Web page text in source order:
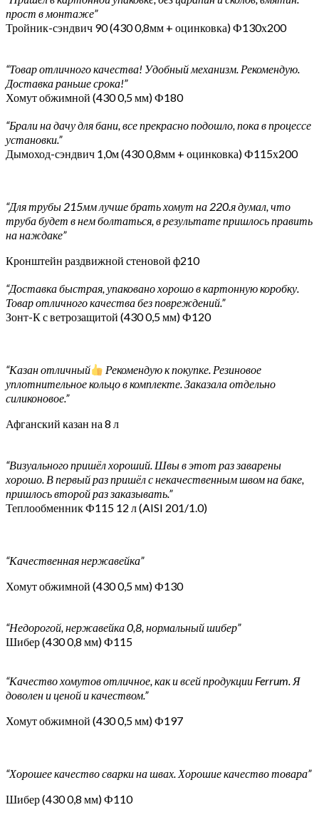
прост в монтаже”
Тройник-сэндвич 90 (430 0,8мм + оцинковка) Ф130х200
“Товар отличного качества! Удобный механизм. Рекомендую.
Доставка раньше срока!”
Хомут обжимной (430 0,5 мм) Ф180
“Брали на дачу для бани, все прекрасно подошло, пока в процессе
установки.”
Дымоход-сэндвич 1,0м (430 0,8мм + оцинковка) Ф115х200
“Для трубы 215мм лучше брать хомут на 220.я думал, что
труба будет в нем болтаться, в результате пришлось править
на наждаке”
Кронштейн раздвижной стеновой ф210
“Доставка быстрая, упаковано хорошо в картонную коробку.
Товар отличного качества без повреждений.”
Зонт-К с ветрозащитой (430 0,5 мм) Ф120
“Казан отличный
Рекомендую к покупке. Резиновое
уплотнительное кольцо в комплекте. Заказала отдельно
силиконовое.”
Афганский казан на 8 л
“Визуального пришёл хороший. Швы в этот раз заварены
хорошо. В первый раз пришёл с некачественным швом на баке,
пришлось второй раз заказывать.”
Теплообменник Ф115 12 л (AISI 201/1.0)
“Качественная нержавейка”
Хомут обжимной (430 0,5 мм) Ф130
“Недорогой, нержавейка 0,8, нормальный шибер”
Шибер (430 0,8 мм) Ф115
“Качество хомутов отличное, как и всей продукции Ferrum. Я
доволен и ценой и качеством.”
Хомут обжимной (430 0,5 мм) Ф197
“Хорошее качество сварки на швах. Хорошие качество товара”
Шибер (430 0,8 мм) Ф110